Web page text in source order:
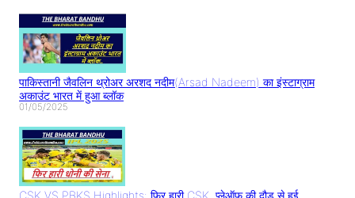
पाकिस्तानी जैवलिन थ्रोअर अरशद नदीम(Arsad Nadeem) का इंस्टाग्राम
अकाउंट भारत में हुआ ब्लॉक
01/05/2025
CSK VS PBKS Highlights: फिर हारी CSK..प्लेऑफ की दौड़ से हुई